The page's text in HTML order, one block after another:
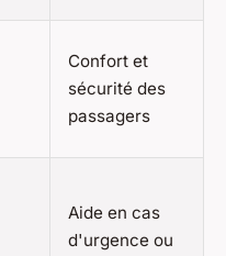
Confort et
sécurité des
passagers
Aide en cas
d'urgence ou